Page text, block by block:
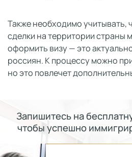
Также необходимо учитывать,
сделки на территории страны
оформить визу — это
россиян. К процессу можно
но это повлечет
Запишитесь на
чтобы успешно